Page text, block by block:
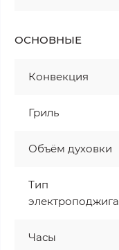
ОСНОВНЫЕ
Конвекция
Гриль
Объём духовки
Тип
электроподжига
Часы